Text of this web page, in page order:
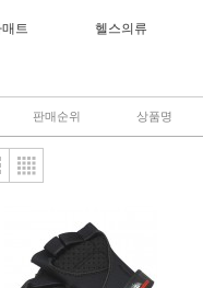
트 헬스의류
판매순위 상품명